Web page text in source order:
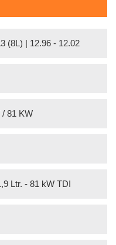
(8L) | 12.96 - 12.02
/ 81 KW
Ltr. - 81 kW TDI